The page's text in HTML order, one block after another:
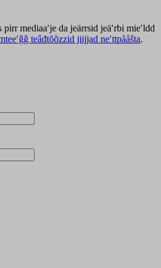
pirr mediaaʹje da jeärrsid jeäʹrbi mieʹldd
teâđtõõzzid jiijjad neʹttpååšta.